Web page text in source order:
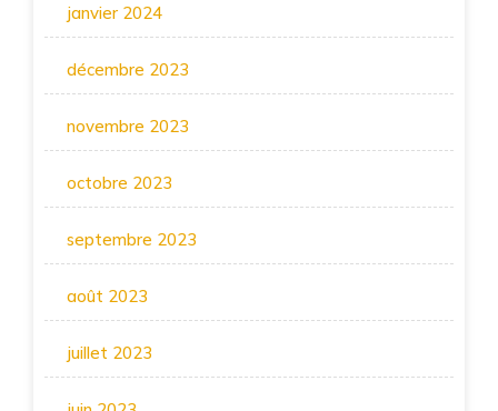
janvier 2024
décembre 2023
novembre 2023
octobre 2023
septembre 2023
août 2023
juillet 2023